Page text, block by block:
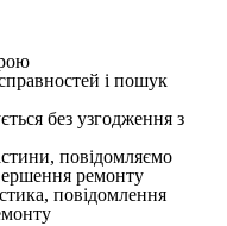
і пошук
без узгодження з
повідомляємо
ремонту
повідомлення